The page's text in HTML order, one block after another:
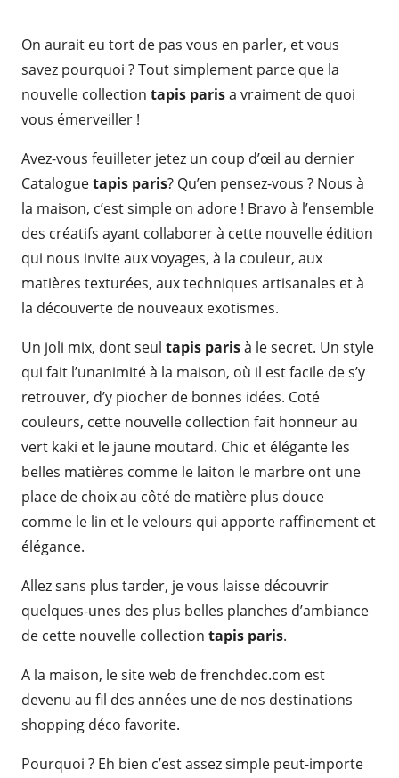
On aurait eu tort de pas vous en parler, et vous
savez pourquoi ? Tout simplement parce que la
nouvelle collection tapis parisa vraiment de quoi
vous émerveiller !
Avez-vous feuilleter jetez un coup d’œil au dernier
Cataloguetapis paris? Qu’en pensez-vous ? Nous à
la maison, c’est simple on adore ! Bravo à l’ensemble
des créatifs ayant collaborer à cette nouvelle édition
qui nous invite aux voyages, à la couleur, aux
matières texturées, aux techniques artisanales et à
la découverte de nouveaux exotismes.
Un joli mix, dont seul tapis parisà le secret. Un style
qui fait l’unanimité à la maison, où il est facile de s’y
retrouver, d’y piocher de bonnes idées. Coté
couleurs, cette nouvelle collection fait honneur au
vert kaki et le jaune moutard. Chic et élégante les
belles matières comme le laiton le marbre ont une
place de choix au côté de matière plus douce
comme le lin et le velours qui apporte raffinement et
élégance.
Allez sans plus tarder, je vous laisse découvrir
quelques-unes des plus belles planches d’ambiance
de cette nouvelle collection tapis paris.
A la maison, le site web de frenchdec.com est
devenu au fil des années une de nos destinations
shopping déco favorite.
Pourquoi ? Eh bien c’est assez simple peut-importe